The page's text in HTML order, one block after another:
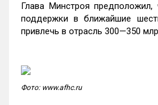
Глава Минстроя
поддержки в ближайшие
привлечь в отрасль 300—350
Фото: www.afhc.ru